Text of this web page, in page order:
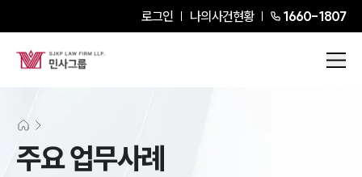
로그인 나의사건현황 1660-1807
주요 업무사례